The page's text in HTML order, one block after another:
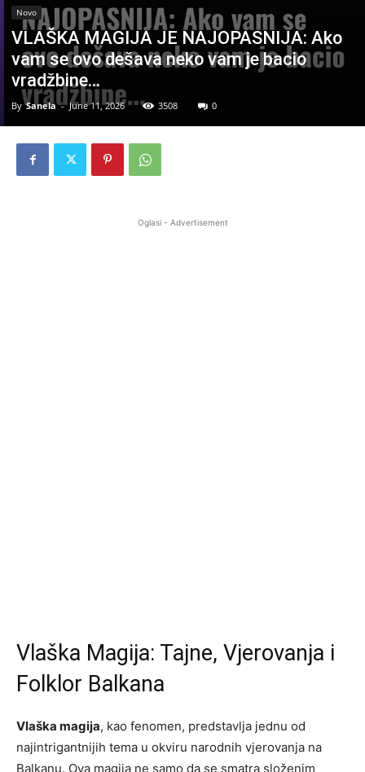
Novo
VLAŠKA MAGIJA JE NAJOPASNIJA: Ako
vam se ovo dešava neko vam je bacio
vradžbine…
By Sanela - June 11, 2026 3508 0
Oglasi - Advertisement
Vlaška Magija: Tajne, Vjerovanja i
Folklor Balkana
Vlaška magija, kao fenomen, predstavlja jednu od
najintrigantnijih tema u okviru narodnih vjerovanja na
Balkanu. Ova magija ne samo da se smatra složenim